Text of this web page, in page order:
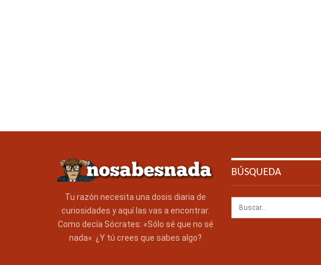
Tu razón necesita una dosis diaria de
curiosidades y aquí las vas a encontrar.
Como decía Sócrates: «Sólo sé que no sé
nada». ¿Y tú crees que sabes algo?
BÚSQUEDA